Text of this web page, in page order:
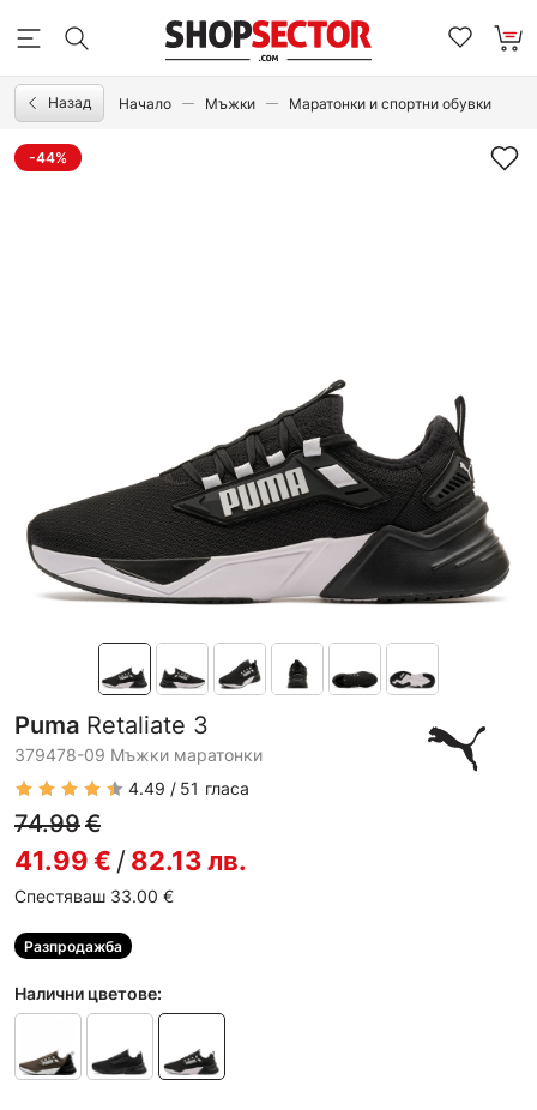
Назад Начало Мъжки Маратонки и спортни обувки
-44%
Puma Retaliate 3
379478-09 Мъжки маратонки
4.49
51 гласа
74.99€
41.99€ /82.13лв.
Спестяваш 33.00 €
Разпродажба
Налични цветове: